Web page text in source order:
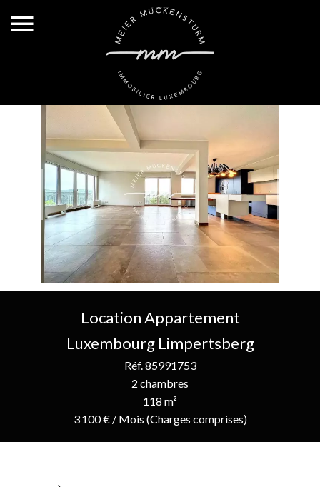
Location Appartement
Luxembourg Limpertsberg
Réf. 85991753
2 chambres
118 m²
3 100 € / Mois (Charges comprises)